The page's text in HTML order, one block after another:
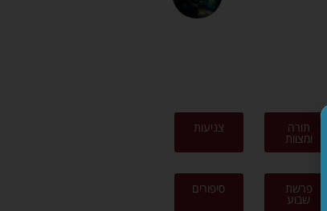
תורה
ומצוות
צניעות
פרשת
שבוע
סיפורים